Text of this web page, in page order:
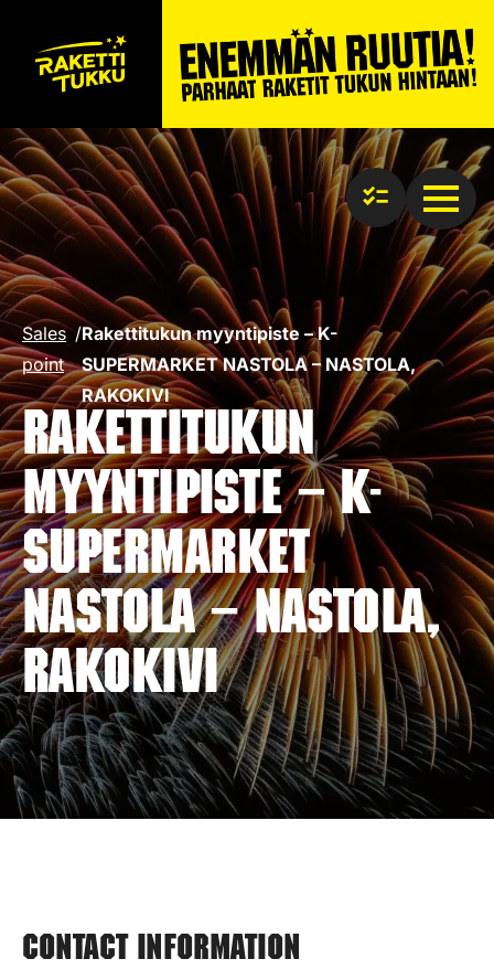
Sales
point
/Rakettitukun myyntipiste – K-
SUPERMARKET NASTOLA – NASTOLA,
RAKOKIVI
Rakettitukun
myyntipiste – K-
SUPERMARKET
NASTOLA – NASTOLA,
RAKOKIVI
Contact information